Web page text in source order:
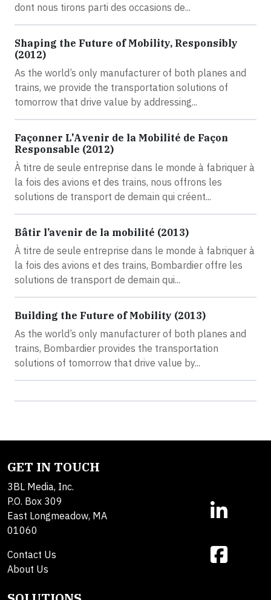
dont nous tirons parti des occasions de...
Shaping the Future of Mobility, Responsibly
(2012)
As the world’s only manufacturer of both planes and
trains, we provide the transportation solutions of
tomorrow that drive value by addressing...
Façonner L'Avenir de la Mobilité de Façon
Responsable (2012)
À titre de seule entreprise dans le monde à fabriquer à
la fois des avions et des trains, nous offrons les
solutions de transport de demain qui créent...
Bâtir l’avenir de la mobilité (2013)
À titre de seule entreprise dans le monde à fabriquer à
la fois des avions et des trains, Bombardier offre les
solutions de transport de demain qui...
Building the Future of Mobility (2013)
As the world’s only manufacturer of both planes and
trains, Bombardier provides the transportation
solutions of tomorrow that drive value by...
GET IN TOUCH
3BL Media, Inc.
P.O. Box 309
East Longmeadow, MA
01060
Contact Us
About Us